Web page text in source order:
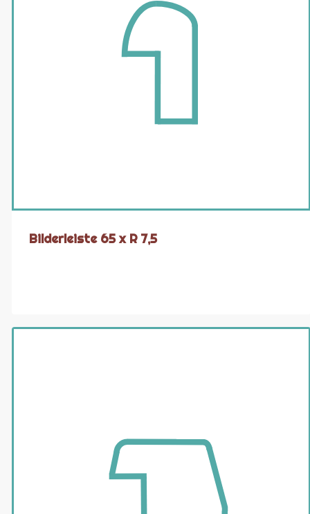
Bilderleiste 65 x R 7,5